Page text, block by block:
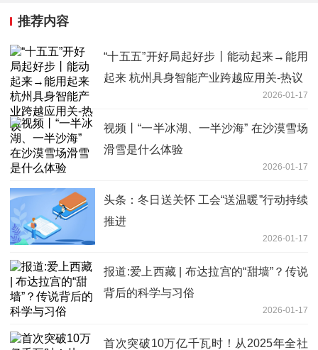
推荐内容
“十五五”开好局起好步丨能动起来→能用
起来 杭州具身智能产业跨越应用关-热议
2026-01-17
视频丨“一半冰湖、一半沙海” 在沙漠雪场
滑雪是什么体验
2026-01-17
头条：冬日送关怀 工会“送温暖”行动持续
推进
2026-01-17
报道:爱上西藏 | 布达拉宫的“甜墙”？传说
背后的科学与习俗
2026-01-17
首次突破10万亿千瓦时！从2025年全社